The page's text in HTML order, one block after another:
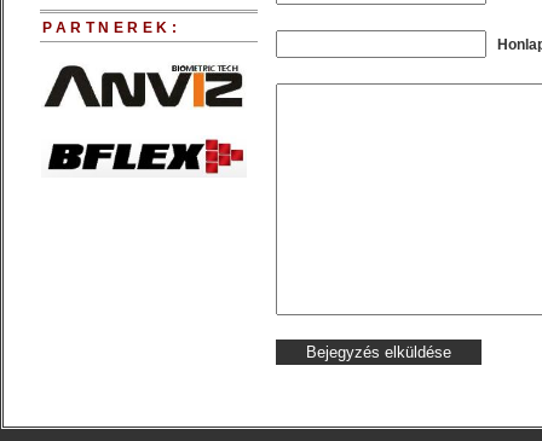
PARTNEREK: